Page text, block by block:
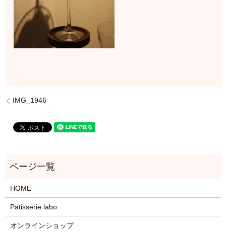
IMG_1946
HOME
Patisserie labo
オンラインショップ